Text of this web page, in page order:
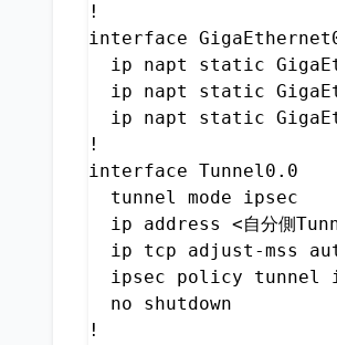
!
interface
ip napt static
ip napt static
ip napt static
!
interface Tunnel0.0
  tunnel mode ipsec
ip address <自分側
ip tcp adjust-mss
ipsec policy tunnel
  no shutdown
!